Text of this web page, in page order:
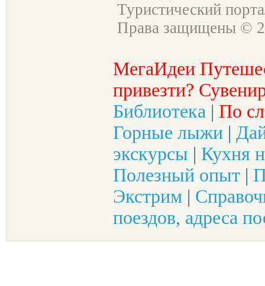
Туристический
Права защищены ©
МегаИдеи
привезти?
Библиотека | По
Горные лыжи |
экскурсы | Кухня
Полезный опыт |
Экстрим |
поездов, адреса